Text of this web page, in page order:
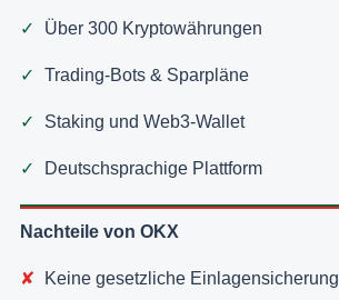
Über 300 Kryptowährungen
Trading-Bots & Sparpläne
Staking und Web3-Wallet
Deutschsprachige Plattform
Nachteile von OKX
Keine gesetzliche Einlagensicherung